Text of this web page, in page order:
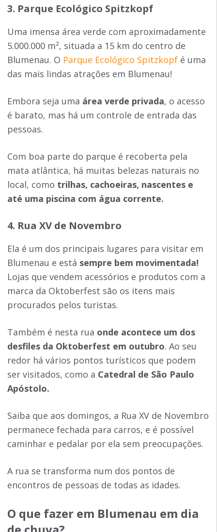
3. Parque Ecológico Spitzkopf
Uma imensa área verde com aproximadamente
5.000.000 m², situada a 15 km do centro de
Blumenau. O Parque Ecológico Spitzkopf é uma
das mais lindas atrações em Blumenau!
Embora seja uma área verde privada, o acesso
é barato, mas há um controle de entrada das
pessoas.
Com boa parte do parque é recoberta pela
mata atlântica, há muitas belezas naturais no
local, como trilhas, cachoeiras, nascentes e
até uma piscina com água corrente.
4. Rua XV de Novembro
Ela é um dos principais lugares para visitar em
Blumenau e está sempre bem movimentada!
Lojas que vendem acessórios e produtos com a
marca da Oktoberfest são os itens mais
procurados pelos turistas.
Também é nesta rua onde acontece um dos
desfiles da Oktoberfest em outubro. Ao seu
redor há vários pontos turísticos que podem
ser visitados, como a Catedral de São Paulo
Apóstolo.
Saiba que aos domingos, a Rua XV de Novembro
permanece fechada para carros, e é possível
caminhar e pedalar por ela sem preocupações.
A rua se transforma num dos pontos de
encontros de pessoas de todas as idades.
O que fazer em Blumenau em dia